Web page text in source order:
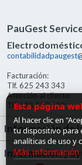
PauGest
Facturación:
Tlf. 625 243 343
Atención al cliente:
Tlf. 685 527 519
Información de
Información y
Esta página
Al hacer clic en
tu dispositivo para
analíticas de uso y
Más información